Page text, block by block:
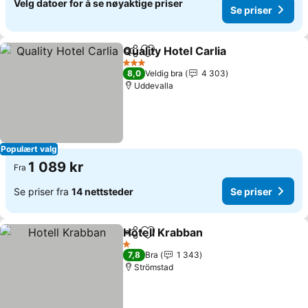
Velg datoer for å se nøyaktige priser
Se priser
Populært valg
Del Legg til i favoritter
Quality Hotel Carlia
3 Stjerner
8,0 Veldig bra
4 303
Uddevalla
Fra 1 089 kr
Se priser fra 14 nettsteder Se priser
Del Legg til i favoritter
Hotell Krabban
1 Stjerner
7,8 Bra
1 343
Strömstad